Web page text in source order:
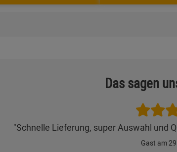
Das sagen
"Schnelle Lieferung, super Auswahl und
Gast am